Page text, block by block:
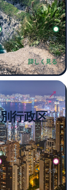
入学
詳しく見る
↗
行政区
入学